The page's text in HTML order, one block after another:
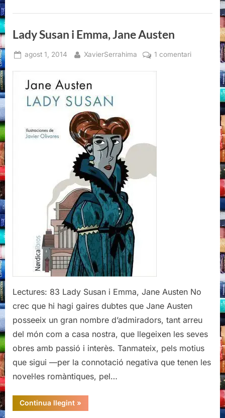
(personal)”
Lady Susan i Emma, Jane Austen
Posted
agost 1, 2014 By
XavierSerrahima 1 comentaria
Lectures: 83 Lady Susan i Emma, Jane Austen No
crec que hi hagi gaires dubtes que Jane Austen
posseeix un gran nombre d’admiradors, tant arreu
del món com a casa nostra, que llegeixen les seves
obres amb passió i interès. Tanmateix, pels motius
que sigui —per la connotació negativa que tenen les
novel·les romàntiques, pel…
Continua llegint“Lady
Susan
»